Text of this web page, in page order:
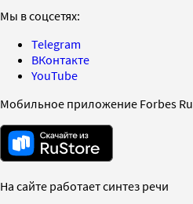
Мы в соцсетях:
Telegram
ВКонтакте
YouTube
Мобильное приложение Forbes
На сайте работает синтез речи